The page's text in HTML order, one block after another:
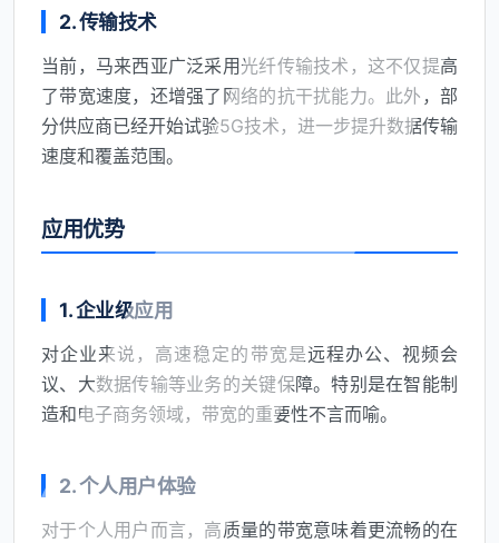
2. 传输技术
当前，马来西亚广泛采用光纤传输技术，这不仅提高
了带宽速度，还增强了网络的抗干扰能力。此外，部
分供应商已经开始试验5G技术，进一步提升数据传输
速度和覆盖范围。
应用优势
1. 企业级应用
对企业来说，高速稳定的带宽是远程办公、视频会
议、大数据传输等业务的关键保障。特别是在智能制
造和电子商务领域，带宽的重要性不言而喻。
2. 个人用户体验
对于个人用户而言，高质量的带宽意味着更流畅的在